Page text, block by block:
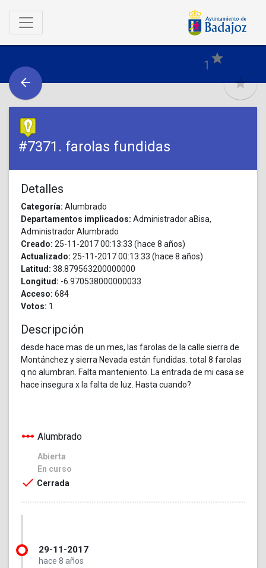
arrow_back
1
star
star
#7371. farolas fundidas
Detalles
Categoría: Alumbrado
Departamentos implicados: Administrador aBisa,
Administrador Alumbrado
Creado: 25-11-2017 00:13:33 (hace 8 años)
Actualizado: 25-11-2017 00:13:33 (hace 8 años)
Latitud: 38.879563200000000
Longitud: -6.970538000000033
Acceso: 684
Votos: 1
Descripción
desde hace mas de un mes, las farolas de la calle sierra de
Montánchez y sierra Nevada están fundidas. total 8 farolas
q no alumbran. Falta manteniento. La entrada de mi casa se
hace insegura x la falta de luz. Hasta cuando?
linear_scale Alumbrado
Abierta
En curso
check Cerrada
29-11-2017
hace 8 años